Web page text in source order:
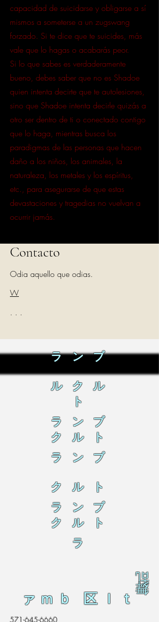
capacidad de suicidarse y obligarse a sí
mismos a someterse a un zugswang
forzado. Si te dice que te suicides, más
vale que lo hagas o acabarás peor.
Si lo que sabes es verdaderamente
bueno, debes saber que no es Shadoe
quien intenta decirte que te autolesiones,
sino que Shadoe intenta decirle quizás a
otro ser dentro de ti o conectado contigo
que lo haga, mientras busca los
paradigmas de las personas que hacen
daño a los niños, los animales, la
naturaleza, los metales y los espíritus,
etc., para asegurarse de que estas
devastaciones y tragedias no vuelvan a
ocurrir jamás.
Contacto
Odia aquello que odias.
W
. . .
ラ ン ブ
ル ク ル
ト
ラ ン ブ
ク ル ト
ラ ン ブ
ク ル ト
ラ ン ブ
ク ル ト
ラ
乱
舞
ァｍｂ 区ｌｔ
571-645-6660